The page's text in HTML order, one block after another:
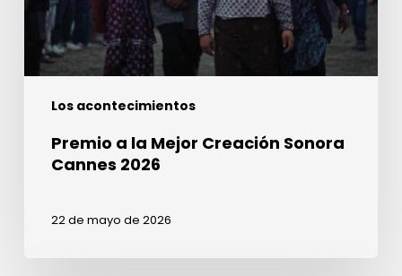
Los acontecimientos
2026
Premio a la Mejor Creación Sonora
Cannes 2026
22 de mayo de 2026